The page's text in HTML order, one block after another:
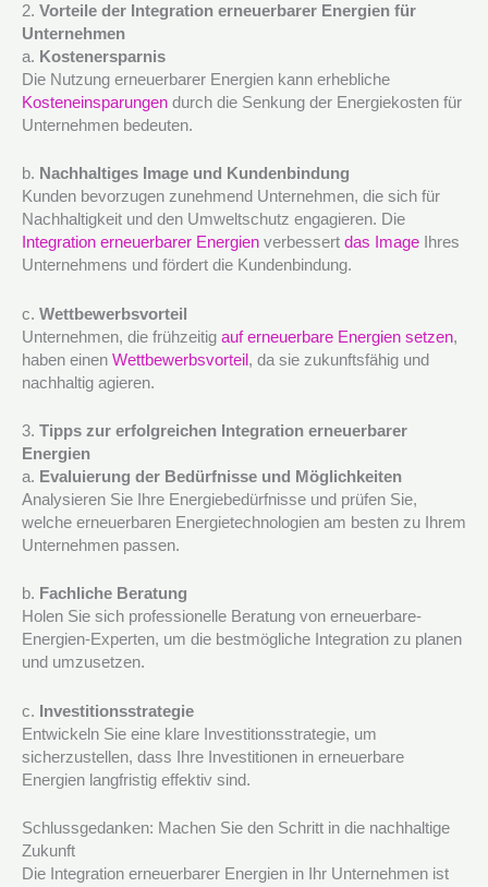
2. Vorteile der Integration erneuerbarer Energien für
Unternehmen
a. Kostenersparnis
Die Nutzung erneuerbarer Energien kann erhebliche
Kosteneinsparungen durch die Senkung der Energiekosten für
Unternehmen bedeuten.
b. Nachhaltiges Image und Kundenbindung
Kunden bevorzugen zunehmend Unternehmen, die sich für
Nachhaltigkeit und den Umweltschutz engagieren. Die
Integration erneuerbarer Energien verbessert das Image Ihres
Unternehmens und fördert die Kundenbindung.
c. Wettbewerbsvorteil
Unternehmen, die frühzeitig auf erneuerbare Energien setzen,
haben einen Wettbewerbsvorteil , da sie zukunftsfähig und
nachhaltig agieren.
3. Tipps zur erfolgreichen Integration erneuerbarer
Energien
a. Evaluierung der Bedürfnisse und Möglichkeiten
Analysieren Sie Ihre Energiebedürfnisse und prüfen Sie,
welche erneuerbaren Energietechnologien am besten zu Ihrem
Unternehmen passen.
b. Fachliche Beratung
Holen Sie sich professionelle Beratung von erneuerbare-
Energien-Experten, um die bestmögliche Integration zu planen
und umzusetzen.
c.
Investitionsstrategie
Entwickeln Sie eine klare Investitionsstrategie, um
sicherzustellen, dass Ihre Investitionen in erneuerbare
Energien langfristig effektiv sind.
Schlussgedanken: Machen Sie den Schritt in die nachhaltige
Zukunft
Die Integration erneuerbarer Energien in Ihr Unternehmen ist